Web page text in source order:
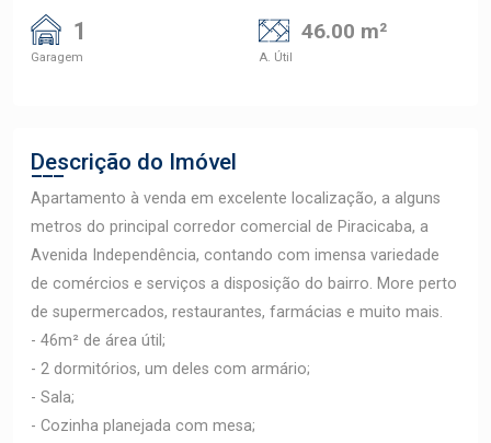
1
Garagem
46.00 m²
A. Útil
Descrição do Imóvel
Apartamento à venda em excelente localização, a alguns
metros do principal corredor comercial de Piracicaba, a
Avenida Independência, contando com imensa variedade
de comércios e serviços a disposição do bairro. More perto
de supermercados, restaurantes, farmácias e muito mais.
- 46m² de área útil;
- 2 dormitórios, um deles com armário;
- Sala;
- Cozinha planejada com mesa;